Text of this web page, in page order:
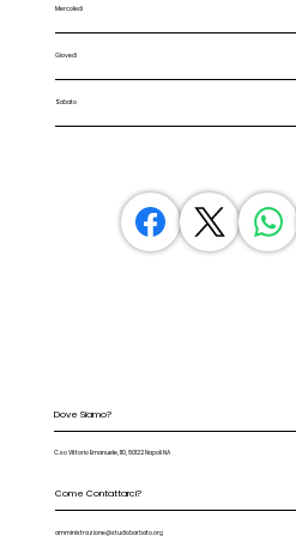
Mercoledi
Giovedi
Sabato
Dove Siamo?
C.so Vittorio Emanuele, 110, 80122 Napoli NA
Come Contattarci?
amministrazione@studiobarbato.org